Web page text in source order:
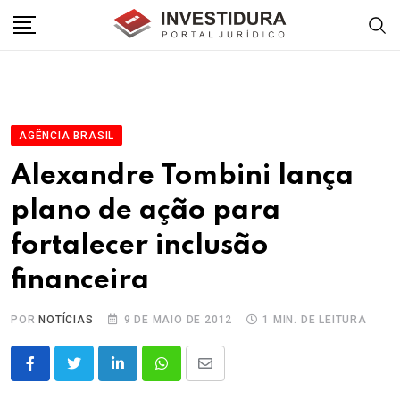
AGÊNCIA BRASIL
Alexandre Tombini lança
plano de ação para
fortalecer inclusão
financeira
POR NOTÍCIAS 9 DE MAIO DE 2012 1 MIN. DE LEITURA
LinkedInWhatsappShare